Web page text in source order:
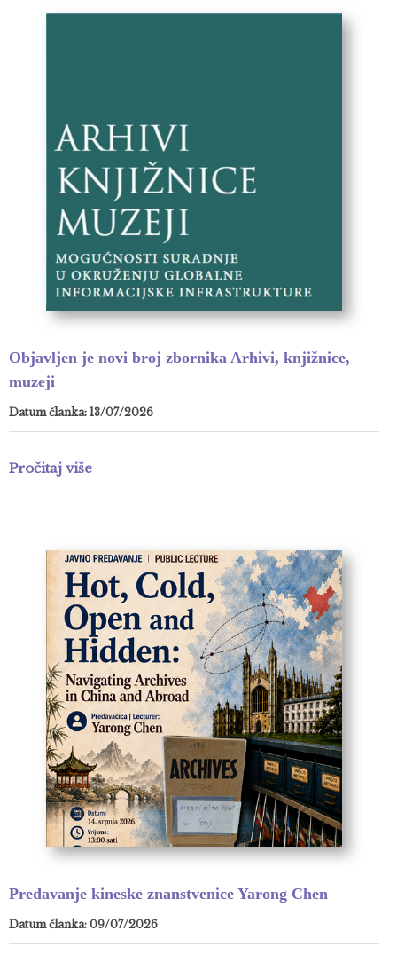
Objavljen je novi broj zbornika Arhivi, knjižnice,
muzeji
Datum članka: 13/07/2026
Pročitaj više
Predavanje kineske znanstvenice Yarong Chen
Datum članka: 09/07/2026